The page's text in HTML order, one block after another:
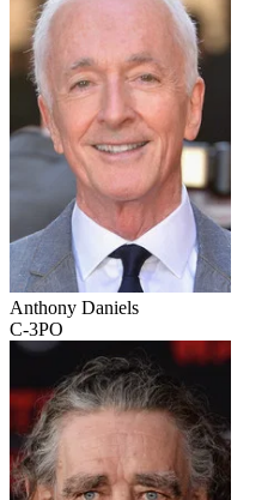
Anthony Daniels
C-3PO